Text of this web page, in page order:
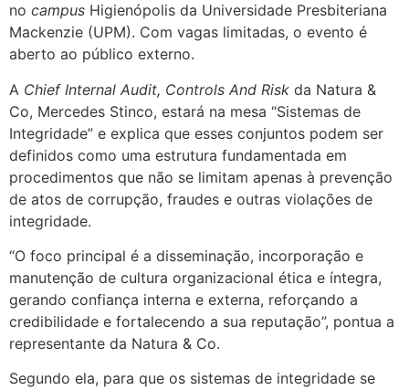
no campus Higienópolis da Universidade Presbiteriana
Mackenzie (UPM). Com vagas limitadas, o evento é
aberto ao público externo.
A Chief Internal Audit, Controls And Risk da Natura &
Co, Mercedes Stinco, estará na mesa “Sistemas de
Integridade” e explica que esses conjuntos podem ser
definidos como uma estrutura fundamentada em
procedimentos que não se limitam apenas à prevenção
de atos de corrupção, fraudes e outras violações de
integridade.
“O foco principal é a disseminação, incorporação e
manutenção de cultura organizacional ética e íntegra,
gerando confiança interna e externa, reforçando a
credibilidade e fortalecendo a sua reputação”, pontua a
representante da Natura & Co.
Segundo ela, para que os sistemas de integridade se